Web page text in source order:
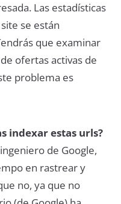
Las estadísticas
se están
que examinar
ofertas activas de
problema es
indexar estas urls?
de Google,
en rastrear y
no, ya que no